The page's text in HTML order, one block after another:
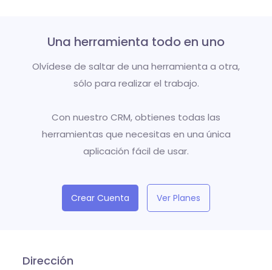
Una herramienta todo en uno
Olvídese de saltar de una herramienta a otra,
sólo para realizar el trabajo.
Con nuestro CRM, obtienes todas las
herramientas que necesitas en una única
aplicación fácil de usar.
Crear Cuenta Ver Planes
Dirección